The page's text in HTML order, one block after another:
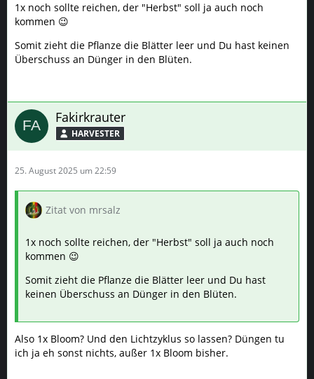
1x noch sollte reichen, der "Herbst" soll ja auch noch
kommen 😉
Somit zieht die Pflanze die Blätter leer und Du hast keinen
Überschuss an Dünger in den Blüten.
Fakirkrauter
HARVESTER
25. August 2025 um 22:59
Zitat von mrsalz
1x noch sollte reichen, der "Herbst" soll ja auch noch
kommen 😉
Somit zieht die Pflanze die Blätter leer und Du hast
keinen Überschuss an Dünger in den Blüten.
Also 1x Bloom? Und den Lichtzyklus so lassen? Düngen tu
ich ja eh sonst nichts, außer 1x Bloom bisher.